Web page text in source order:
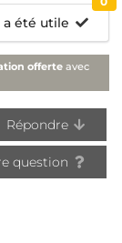
été utile
offerte avec
Répondre
question